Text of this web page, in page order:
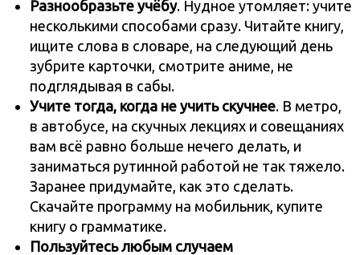
Разнообразьте учёбу. Нудное утомляет: учите
несколькими способами сразу. Читайте книгу,
ищите слова в словаре, на следующий день
зубрите карточки, смотрите аниме, не
подглядывая в сабы.
Учите тогда, когда не учить скучнее. В метро,
в автобусе, на скучных лекциях и совещаниях
вам всё равно больше нечего делать, и
заниматься рутинной работой не так тяжело.
Заранее придумайте, как это сделать.
Скачайте программу на мобильник, купите
книгу о грамматике.
Пользуйтесь любым случаем